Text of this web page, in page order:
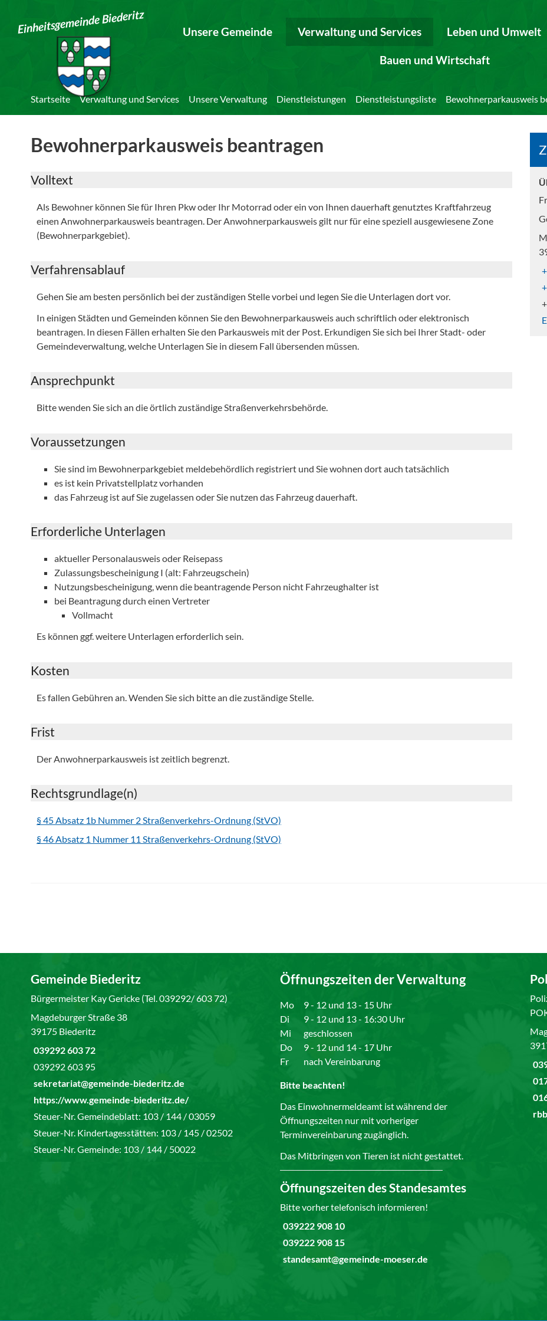
Einheitsgemeinde Biederitz Unsere Gemeinde Verwaltung und Services Leben und Umwelt
Bauen und Wirtschaft
Startseite Verwaltung und Services Unsere Verwaltung Dienstleistungen Dienstleistungsliste Bewohnerparkausweis
Bewohnerparkausweis beantragen
Volltext
Als Bewohner können Sie für Ihren Pkw oder Ihr Motorrad oder ein von Ihnen dauerhaft genutztes Kraftfahrzeug
einen Anwohnerparkausweis beantragen. Der Anwohnerparkausweis gilt nur für eine speziell ausgewiesene Zone
(Bewohnerparkgebiet).
Verfahrensablauf
Gehen Sie am besten persönlich bei der zuständigen Stelle vorbei und legen Sie die Unterlagen dort vor.
In einigen Städten und Gemeinden können Sie den Bewohnerparkausweis auch schriftlich oder elektronisch
beantragen. In diesen Fällen erhalten Sie den Parkausweis mit der Post. Erkundigen Sie sich bei Ihrer Stadt- oder
Gemeindeverwaltung, welche Unterlagen Sie in diesem Fall übersenden müssen.
Ansprechpunkt
Bitte wenden Sie sich an die örtlich zuständige Straßenverkehrsbehörde.
Voraussetzungen
Sie sind im Bewohnerparkgebiet meldebehördlich registriert und Sie wohnen dort auch tatsächlich
es ist kein Privatstellplatz vorhanden
das Fahrzeug ist auf Sie zugelassen oder Sie nutzen das Fahrzeug dauerhaft.
Erforderliche Unterlagen
aktueller Personalausweis oder Reisepass
Zulassungsbescheinigung I (alt: Fahrzeugschein)
Nutzungsbescheinigung, wenn die beantragende Person nicht Fahrzeughalter ist
bei Beantragung durch einen Vertreter
Vollmacht
Es können ggf. weitere Unterlagen erforderlich sein.
Kosten
Es fallen Gebühren an. Wenden Sie sich bitte an die zuständige Stelle.
Frist
Der Anwohnerparkausweis ist zeitlich begrenzt.
Rechtsgrundlage(n)
§ 45 Absatz 1b Nummer 2 Straßenverkehrs-Ordnung (StVO)
§ 46 Absatz 1 Nummer 11 Straßenverkehrs-Ordnung (StVO)
Gemeinde Biederitz
Bürgermeister Kay Gericke (Tel. 039292/ 603 72)
Magdeburger Straße 38
39175 Biederitz
039292 603 72
039292 603 95
sekretariat@gemeinde-biederitz.de
https://www.gemeinde-biederitz.de/
Steuer-Nr. Gemeindeblatt: 103 / 144 / 03059
Steuer-Nr. Kindertagesstätten: 103 / 145 / 02502
Steuer-Nr. Gemeinde: 103 / 144 / 50022
Öffnungszeiten der Verwaltung
Mo
9 - 12 und 13 - 15 Uhr
Di
9 - 12 und 13 - 16:30 Uhr
Mi
geschlossen
Do
9 - 12 und 14 - 17 Uhr
Fr
nach Vereinbarung
Bitte beachten!
Das Einwohnermeldeamt ist während der
Öffnungszeiten nur mit vorheriger
Terminvereinbarung zugänglich.
Das Mitbringen von Tieren ist nicht gestattet.
Öffnungszeiten des Standesamtes
Bitte vorher telefonisch informieren!
039222 908 10
039222 908 15
standesamt@gemeinde-moeser.de